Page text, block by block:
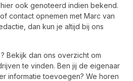
ook genoteerd indien bekend.
contact opnemen met Marc van
dan kun je altijd bij ons
Bekijk dan ons overzicht om
te vinden. Ben jij de eigenaar
informatie toevoegen? We horen